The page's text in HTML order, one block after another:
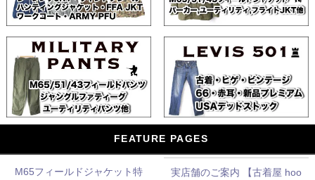
FEATURE PAGES
M65フィールドジャケット特
実店舗のご案内 【古着屋 hoo